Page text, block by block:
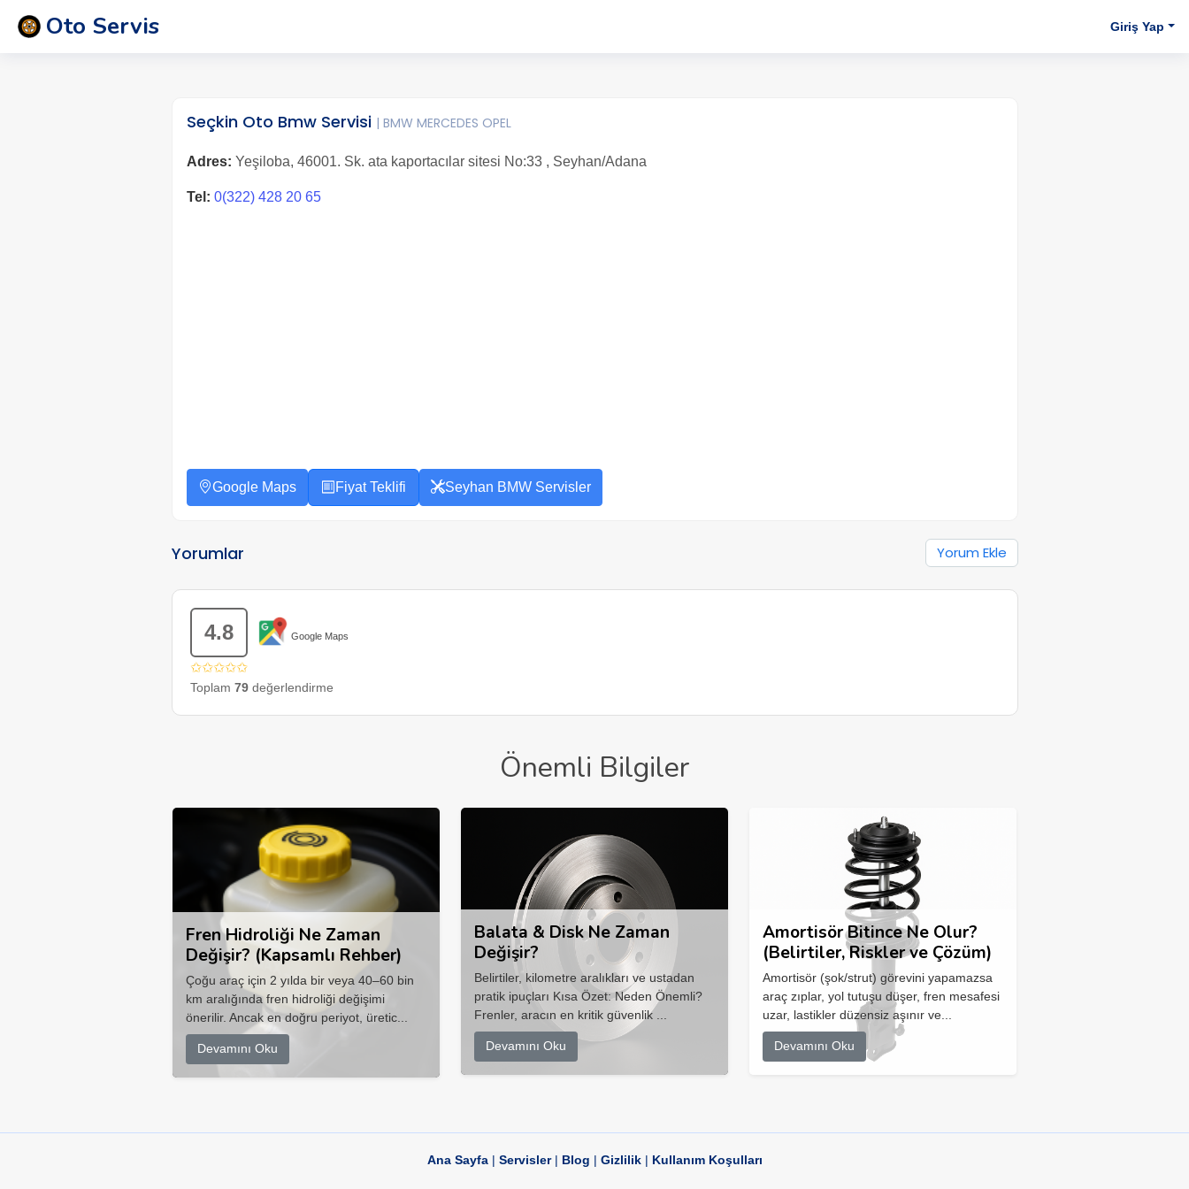
Oto Servis Giriş Yap
Seçkin Oto Bmw Servisi | BMW MERCEDES OPEL
Adres: Yeşiloba, 46001. Sk. ata kaportacılar sitesi No:33 , Seyhan/Adana
Tel: 0(322) 428 20 65
Google Maps Fiyat Teklifi Seyhan BMW Servisler
Yorumlar Yorum Ekle
4.8 Google Maps
✩✩✩✩✩
Toplam 79değerlendirme
Önemli Bilgiler
Fren Hidroliği Ne Zaman
Değişir? (Kapsamlı Rehber)
Çoğu araç için 2 yılda bir veya 40–60 bin
km aralığında fren hidroliği değişimi
önerilir. Ancak en doğru periyot, üretic...
Devamını Oku
Balata & Disk Ne Zaman
Değişir?
Belirtiler, kilometre aralıkları ve ustadan
pratik ipuçları Kısa Özet: Neden Önemli?
Frenler, aracın en kritik güvenlik ...
Devamını Oku
Amortisör Bitince Ne Olur?
(Belirtiler, Riskler ve Çözüm)
Amortisör (şok/strut) görevini yapamazsa
araç zıplar, yol tutuşu düşer, fren mesafesi
uzar, lastikler düzensiz aşınır ve...
Devamını Oku
Ana Sayfa| Servisler| Blog | Gizlilik| Kullanım Koşulları